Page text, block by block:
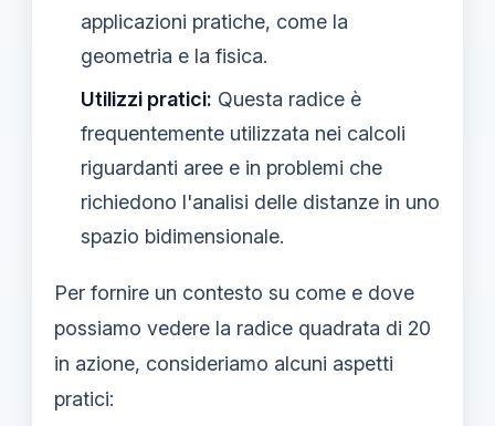
applicazioni pratiche, come la
geometria e la fisica.
Utilizzi pratici: Questa radice è
frequentemente utilizzata nei calcoli
riguardanti aree e in problemi che
richiedono l'analisi delle distanze in uno
spazio bidimensionale.
Per fornire un contesto su come e dove
possiamo vedere la radice quadrata di 20
in azione, consideriamo alcuni aspetti
pratici: